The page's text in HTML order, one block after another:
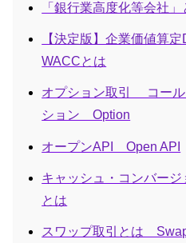
「銀行業高度化等会社」
【決定版】企業価値算
WACCとは
オプション取引 コール
ション Option
オープンAPI Open API
キャッシュ・コンバージ
とは
スワップ取引とは